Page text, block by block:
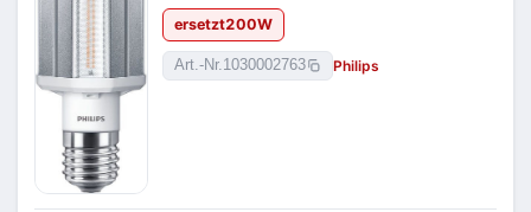
ersetzt200W
Art.-Nr.1030002763 Philips